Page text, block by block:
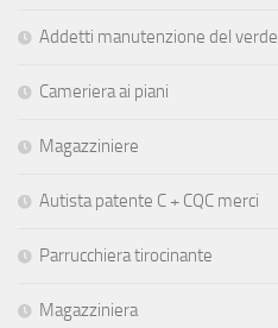
Addetti manutenzione del verde
Cameriera ai piani
Magazziniere
Autista patente C + CQC merci
Parrucchiera tirocinante
Magazziniera